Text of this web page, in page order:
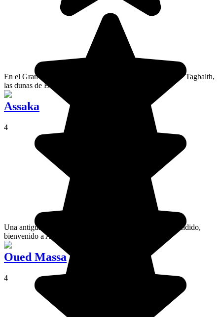
En el Gran Sur de Marruecos, cerca del cañón del uadi de Tagbalth,
las dunas de Berghoua son un remanso de paz.
Assaka
4
Una antigua casba (o medina), en mitad de un valle espléndido,
bienvenido a Assaka.
Oued Massa
4